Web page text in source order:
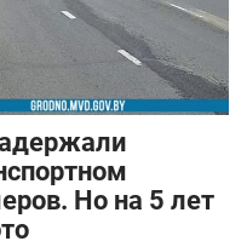
Но на 5 лет